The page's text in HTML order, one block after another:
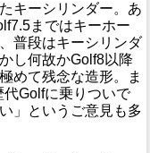
キーシリンダー。あ
まではキーホー
普段はキーシリンダ
し何故かGolf8以降
めて残念な造形。ま
Golfに乗りついで
」というご意見も多